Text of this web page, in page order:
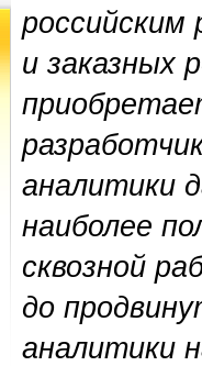
российским
и заказных
аналитики
наиболее
сквозной
до
аналитики